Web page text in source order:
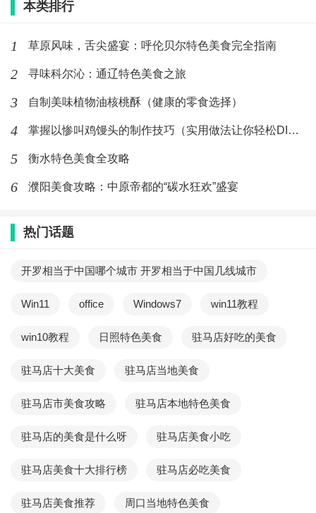
本类排行
1 草原风味，舌尖盛宴：呼伦贝尔特色美食完全指南
2 寻味科尔沁：通辽特色美食之旅
3 自制美味植物油核桃酥（健康的零食选择）
4 掌握以惨叫鸡馒头的制作技巧（实用做法让你轻松DIY）
5 衡水特色美食全攻略
6 濮阳美食攻略：中原帝都的“碳水狂欢”盛宴
热门话题
开罗相当于中国哪个城市 开罗相当于中国几线城市
Win11 office Windows7 win11教程
win10教程 日照特色美食 驻马店好吃的美食
驻马店十大美食 驻马店当地美食
驻马店市美食攻略 驻马店本地特色美食
驻马店的美食是什么呀 驻马店美食小吃
驻马店美食十大排行榜 驻马店必吃美食
驻马店美食推荐 周口当地特色美食